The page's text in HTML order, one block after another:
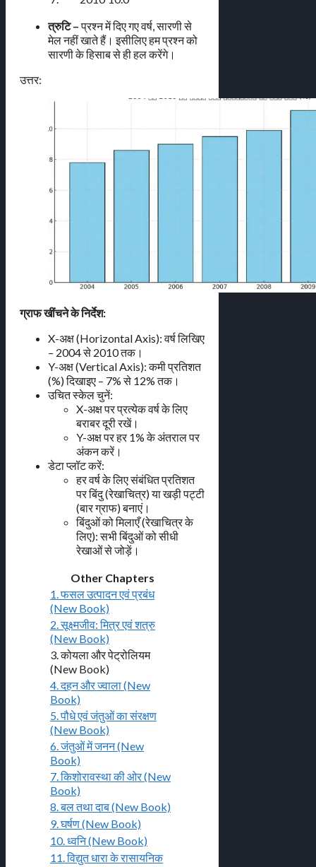
त्रुटि –प्रश्न में दिए गए वर्ष, सारणी से
मेल नहीं खाते हैं। इसीलिए हम प्रश्न को
सारणी के हिसाब से ही हल करेंगे।
उत्तर:
ग्राफ खींचने के निर्देश:
X-अक्ष (Horizontal Axis): वर्ष लिखिए
– 2004 से 2010 तक।
Y-अक्ष (Vertical Axis): कमी प्रतिशत
(%) दिखाइए – 7% से 12% तक।
उचित स्केल चुनें:
X-अक्ष पर प्रत्येक वर्ष के लिए
बराबर दूरी रखें।
Y-अक्ष पर हर 1% के अंतराल पर
अंकन करें।
डेटा प्लॉट करें:
हर वर्ष के लिए संबंधित प्रतिशत
पर बिंदु (रेखाचित्र) या खड़ी पट्टी
(बार ग्राफ) बनाएं।
बिंदुओं को मिलाएँ (रेखाचित्र के
लिए): सभी बिंदुओं को सीधी
रेखाओं से जोड़ें।
Other Chapters
1. फसल उत्पादन एवं प्रबंध
(New Book)
2. सूक्ष्मजीव: मित्र एवं शत्रु
(New Book)
3. कोयला और पेट्रोलियम
(New Book)
4. दहन और ज्वाला (New
Book)
5. पौधे एवं जंतुओं का संरक्षण
(New Book)
6. जंतुओं में जनन (New
Book)
7. किशोरावस्था की ओर (New
Book)
8. बल तथा दाब (New Book)
9. घर्षण (New Book)
10. ध्वनि (New Book)
11. विद्युत धारा के रासायनिक